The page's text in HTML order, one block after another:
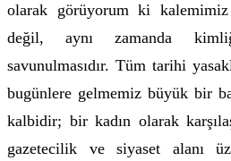
olarak görüyorum ki
değil, aynı zamanda
savunulmasıdır. Tüm tarihi
bugünlere gelmemiz büyük bir
kalbidir; bir kadın olarak
gazetecilik ve siyaset alanı